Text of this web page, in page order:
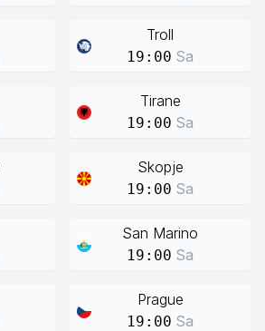
Troll
19:00 Sa
Tirane
19:00 Sa
Skopje
19:00 Sa
San Marino
19:00 Sa
Prague
19:00 Sa